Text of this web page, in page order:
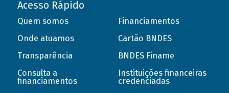
Acesso Rápido
Quem somos
Onde atuamos
Transparência
Consulta a
financiamentos
Financiamentos
Cartão BNDES
BNDES Finame
Instituições financeiras
credenciadas